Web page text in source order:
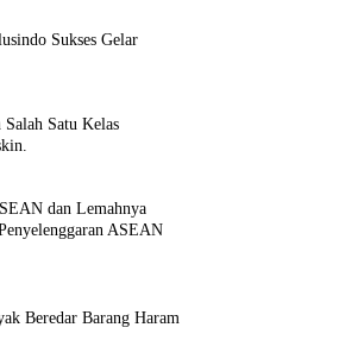
Sukses Gelar
Satu Kelas
dan Lemahnya
ASEAN
Beredar Barang Haram